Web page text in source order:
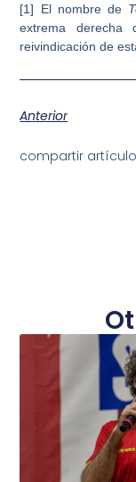
[1] El nombre de
extrema
reivindicación de
Anterior
compartir artículo